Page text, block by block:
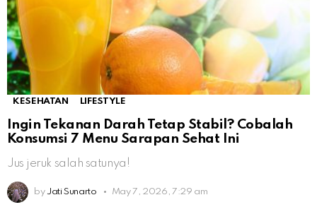
KESEHATAN LIFESTYLE
Ingin Tekanan Darah Tetap Stabil? Cobalah
Konsumsi 7 Menu Sarapan Sehat Ini
Jus jeruk salah satunya!
by Jati Sunarto May 7, 2026, 7:29 am